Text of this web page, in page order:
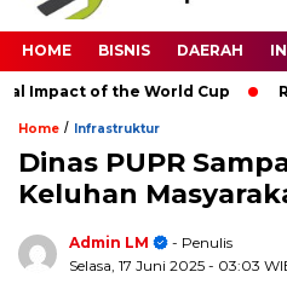
HOME BISNIS DAERAH
of the World Cup
Home / Infrastruktur
Dinas PUPR
Keluhan
Admin LM
- Penulis
Selasa, 17 Juni 2025 - 03:03